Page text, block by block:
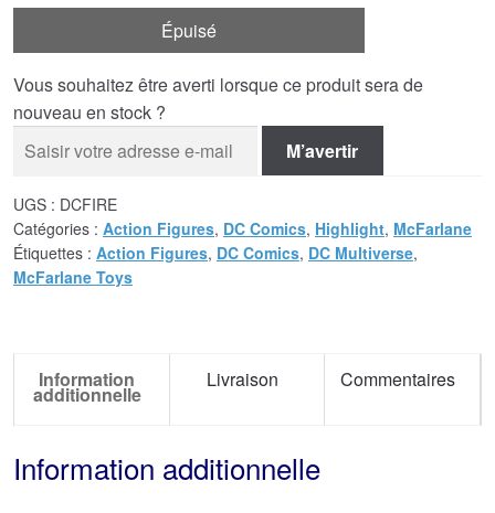
Épuisé
Vous souhaitez être averti lorsque ce produit sera de
nouveau en stock ?
M’avertir
UGS : DCFIRE
Catégories : Action Figures, DC Comics, Highlight, McFarlane
Étiquettes : Action Figures, DC Comics, DC Multiverse,
McFarlane Toys
Information
additionnelle
Livraison Commentaires
Information additionnelle